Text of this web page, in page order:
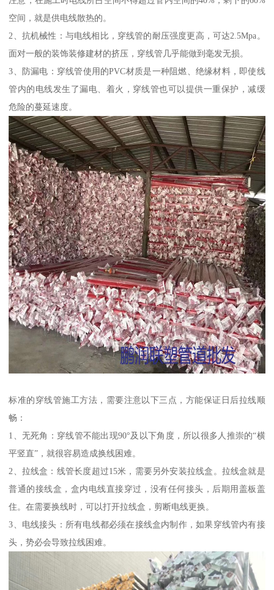
空间，就是供电线散热的。
2、抗机械性：与电线相比，穿线管的耐压强度更高，可达2.5Mpa。
面对一般的装饰装修建材的挤压，穿线管几乎能做到毫发无损。
3、防漏电：穿线管使用的PVC材质是一种阻燃、绝缘材料，即使线
管内的电线发生了漏电、着火，穿线管也可以提供一重保护，减缓
危险的蔓延速度。
标准的穿线管施工方法，需要注意以下三点，方能保证日后拉线顺
畅：
1、无死角：穿线管不能出现90°及以下角度，所以很多人推崇的“横
平竖直”，就很容易造成换线困难。
2、拉线盒：线管长度超过15米，需要另外安装拉线盒。拉线盒就是
普通的接线盒，盒内电线直接穿过，没有任何接头，后期用盖板盖
住。在需要换线时，可以打开拉线盒，剪断电线更换。
3、电线接头：所有电线都必须在接线盒内制作，如果穿线管内有接
头，势必会导致拉线困难。